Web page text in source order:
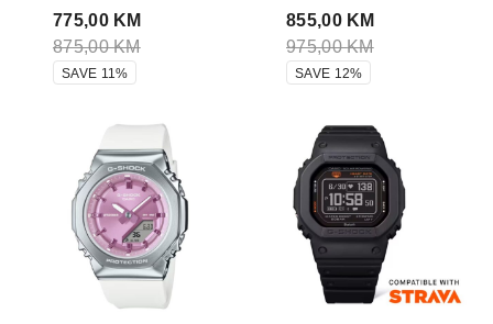
775,00 KM
875,00KM
SAVE 11%
855,00 KM
975,00KM
SAVE 12%